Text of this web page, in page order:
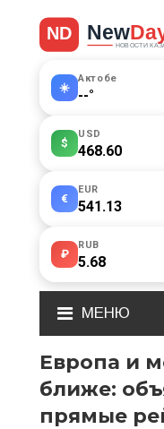
☀️
Актобе
--°
$
USD
468.60
€
EUR
541.13
₽
RUB
5.68
МЕНЮ
Европа и
ближе:
прямые